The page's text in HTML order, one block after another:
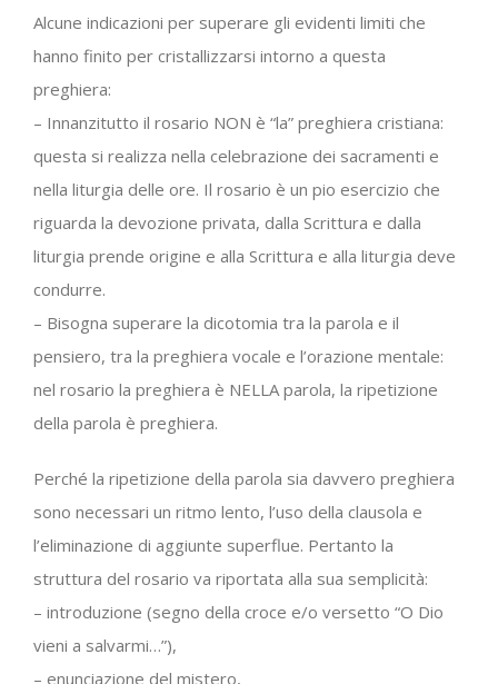
Alcune indicazioni per superare gli evidenti limiti che
hanno finito per cristallizzarsi intorno a questa
preghiera:
– Innanzitutto il rosario NON è “la” preghiera cristiana:
questa si realizza nella celebrazione dei sacramenti e
nella liturgia delle ore. Il rosario è un pio esercizio che
riguarda la devozione privata, dalla Scrittura e dalla
liturgia prende origine e alla Scrittura e alla liturgia deve
condurre.
– Bisogna superare la dicotomia tra la parola e il
pensiero, tra la preghiera vocale e l’orazione mentale:
nel rosario la preghiera è NELLA parola, la ripetizione
della parola è preghiera.
Perché la ripetizione della parola sia davvero preghiera
sono necessari un ritmo lento, l’uso della clausola e
l’eliminazione di aggiunte superflue. Pertanto la
struttura del rosario va riportata alla sua semplicità:
– introduzione (segno della croce e/o versetto “O Dio
vieni a salvarmi…”),
– enunciazione del mistero,